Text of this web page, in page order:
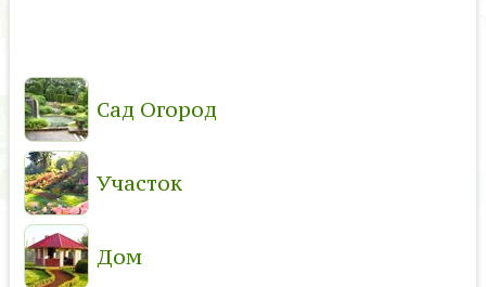
Сад Огород
Участок
Дом